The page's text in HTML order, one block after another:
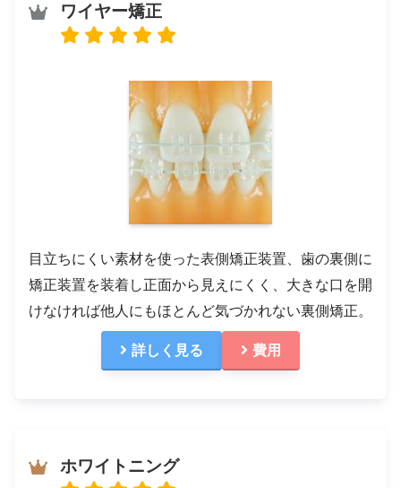
ワイヤー矯正
目立ちにくい素材を使った表側矯正装置、歯の裏側に
矯正装置を装着し正面から見えにくく、大きな口を開
けなければ他人にもほとんど気づかれない裏側矯正。
詳しく見る 費用
ホワイトニング